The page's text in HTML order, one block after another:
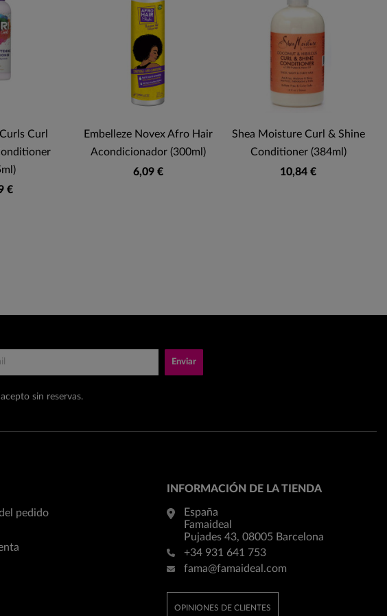
Curl
€
Embelleze Novex Afro Hair
Acondicionador (300ml)
6,09 €
Shea Moisture Curl & Shine
Conditioner (384ml)
10,84 €
Enviar
sin reservas.
pedido
INFORMACIÓN DE LA TIENDA
España
Famaideal
Pujades 43, 08005 Barcelona
+34 931 641 753
fama@famaideal.com
OPINIONES DE CLIENTES